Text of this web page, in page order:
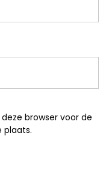
browser voor de
plaats.